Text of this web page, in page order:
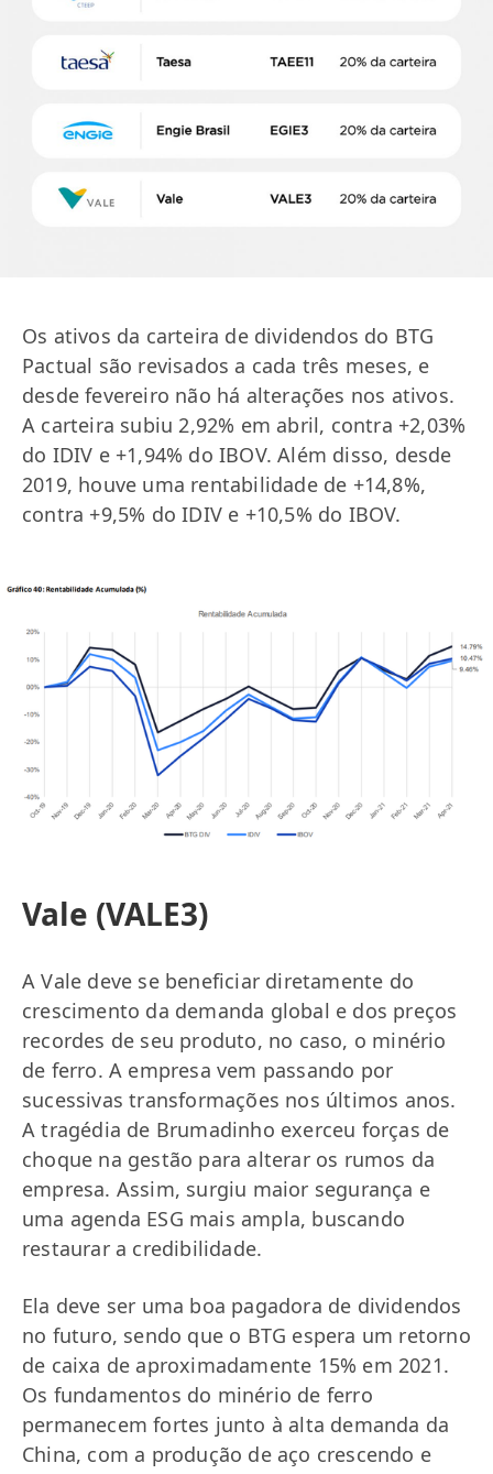
Os ativos da carteira de dividendos do BTG
Pactual são revisados a cada três meses, e
desde fevereiro não há alterações nos ativos.
A carteira subiu 2,92% em abril, contra +2,03%
do IDIV e +1,94% do IBOV. Além disso, desde
2019, houve uma rentabilidade de +14,8%,
contra +9,5% do IDIV e +10,5% do IBOV.
Vale (VALE3)
A Vale deve se beneficiar diretamente do
crescimento da demanda global e dos preços
recordes de seu produto, no caso, o minério
de ferro. A empresa vem passando por
sucessivas transformações nos últimos anos.
A tragédia de Brumadinho exerceu forças de
choque na gestão para alterar os rumos da
empresa. Assim, surgiu maior segurança e
uma agenda ESG mais ampla, buscando
restaurar a credibilidade.
Ela deve ser uma boa pagadora de dividendos
no futuro, sendo que o BTG espera um retorno
de caixa de aproximadamente 15% em 2021.
Os fundamentos do minério de ferro
permanecem fortes junto à alta demanda da
China, com a produção de aço crescendo e